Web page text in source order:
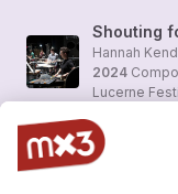
Hannah
2024
Elnaz Seyedi